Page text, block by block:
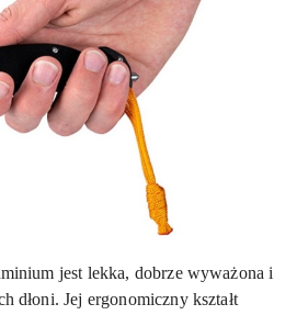
jest lekka, dobrze wyważona i
dłoni. Jej ergonomiczny kształt